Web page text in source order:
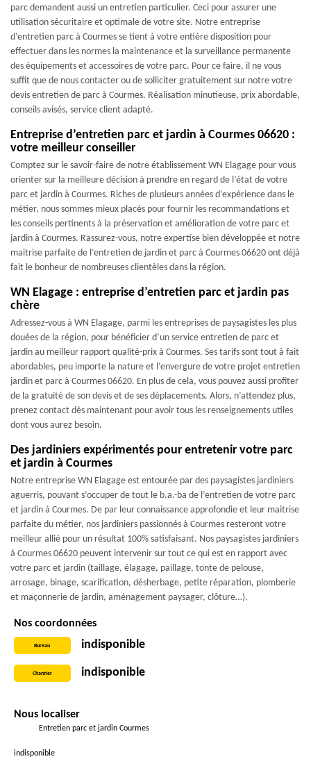
parc demandent aussi un entretien particulier. Ceci pour assurer une
utilisation sécuritaire et optimale de votre site. Notre entreprise
d’entretien parc à Courmes se tient à votre entière disposition pour
effectuer dans les normes la maintenance et la surveillance permanente
des équipements et accessoires de votre parc. Pour ce faire, il ne vous
suffit que de nous contacter ou de solliciter gratuitement sur notre votre
devis entretien de parc à Courmes. Réalisation minutieuse, prix abordable,
conseils avisés, service client adapté.
Entreprise d’entretien parc et jardin à Courmes 06620 :
votre meilleur conseiller
Comptez sur le savoir-faire de notre établissement WN Elagage pour vous
orienter sur la meilleure décision à prendre en regard de l’état de votre
parc et jardin à Courmes. Riches de plusieurs années d’expérience dans le
métier, nous sommes mieux placés pour fournir les recommandations et
les conseils pertinents à la préservation et amélioration de votre parc et
jardin à Courmes. Rassurez-vous, notre expertise bien développée et notre
maitrise parfaite de l’entretien de jardin et parc à Courmes 06620 ont déjà
fait le bonheur de nombreuses clientèles dans la région.
WN Elagage : entreprise d’entretien parc et jardin pas
chère
Adressez-vous à WN Elagage, parmi les entreprises de paysagistes les plus
douées de la région, pour bénéficier d’un service entretien de parc et
jardin au meilleur rapport qualité-prix à Courmes. Ses tarifs sont tout à fait
abordables, peu importe la nature et l’envergure de votre projet entretien
jardin et parc à Courmes 06620. En plus de cela, vous pouvez aussi profiter
de la gratuité de son devis et de ses déplacements. Alors, n’attendez plus,
prenez contact dès maintenant pour avoir tous les renseignements utiles
dont vous aurez besoin.
Des jardiniers expérimentés pour entretenir votre parc
et jardin à Courmes
Notre entreprise WN Elagage est entourée par des paysagistes jardiniers
aguerris, pouvant s’occuper de tout le b.a.-ba de l’entretien de votre parc
et jardin à Courmes. De par leur connaissance approfondie et leur maitrise
parfaite du métier, nos jardiniers passionnés à Courmes resteront votre
meilleur allié pour un résultat 100% satisfaisant. Nos paysagistes jardiniers
à Courmes 06620 peuvent intervenir sur tout ce qui est en rapport avec
votre parc et jardin (taillage, élagage, paillage, tonte de pelouse,
arrosage, binage, scarification, désherbage, petite réparation, plomberie
et maçonnerie de jardin, aménagement paysager, clôture…).
Nos coordonnées
Bureau indisponible
Chantier indisponible
Nous localiser
Entretien parc et jardin Courmes
indisponible